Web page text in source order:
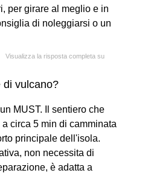
per girare al meglio e in
di noleggiarsi o un
Visualizza la risposta completa su
di vulcano?
MUST. Il sentiero che
circa 5 min di camminata
principale dell'isola.
non necessita di
è adatta a